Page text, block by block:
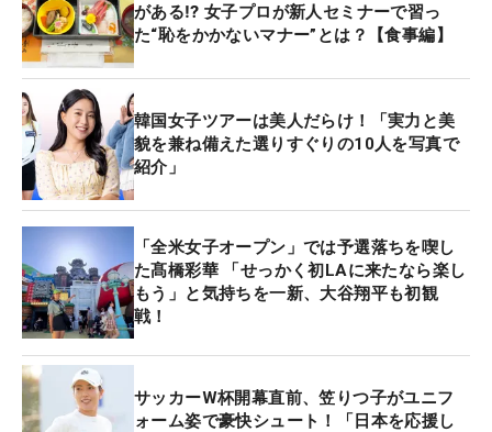
がある⁉ 女子プロが新人セミナーで習っ
た“恥をかかないマナー”とは？【食事編】
韓国女子ツアーは美人だらけ！「実力と美
貌を兼ね備えた選りすぐりの10人を写真で
紹介」
「全米女子オープン」では予選落ちを喫し
た髙橋彩華 「せっかく初LAに来たなら楽し
もう」と気持ちを一新、大谷翔平も初観
戦！
サッカーW杯開幕直前、笠りつ子がユニフ
ォーム姿で豪快シュート！「日本を応援し